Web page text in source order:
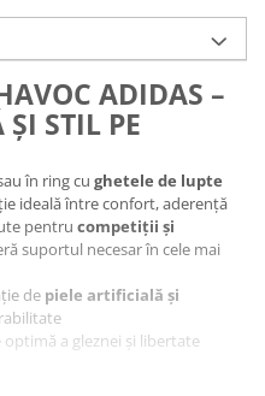
ADIDAS –
STIL PE
în ring cu ghetele de lupte
ideală între confort, aderență
pentru competiții și
suportul necesar în cele mai
de piele artificială și
optimă a gleznei și libertate